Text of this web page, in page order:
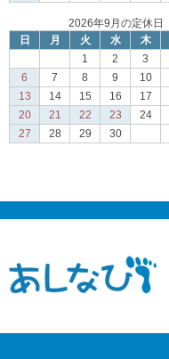
2026年9月の定休日
日
月 火 水 木
1
2 3
6
7 8 9 10
13
14 15 16 17
20
21 22 23 24
27
28 29 30